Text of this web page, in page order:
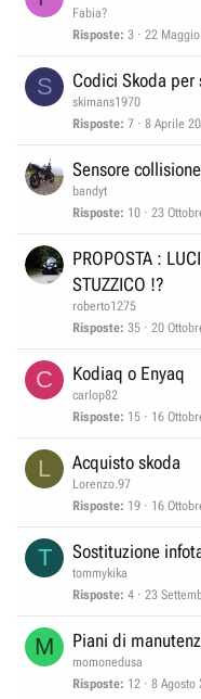
Fabia?
Risposte 3 22
S Codici Skoda per
skimans1970
Risposte 7 8 Aprile
Sensore
bandyt
Risposte 10 23
PROPOSTA :
STUZZICO !?
roberto1275
Risposte 35 20
C Kodiaq o Enyaq
carlop82
Risposte 15 16
L Acquisto skoda
Lorenzo.97
Risposte 19 16
T Sostituzione
tommykika
Risposte 4 23
M Piani di
momonedusa
Risposte 12 8 Agosto